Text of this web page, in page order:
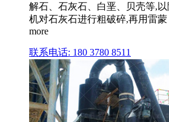
解石、石灰石、白垩、贝壳等,
机对石灰石进行粗破碎,再用雷蒙
more
联系电话: 180 3780 8511